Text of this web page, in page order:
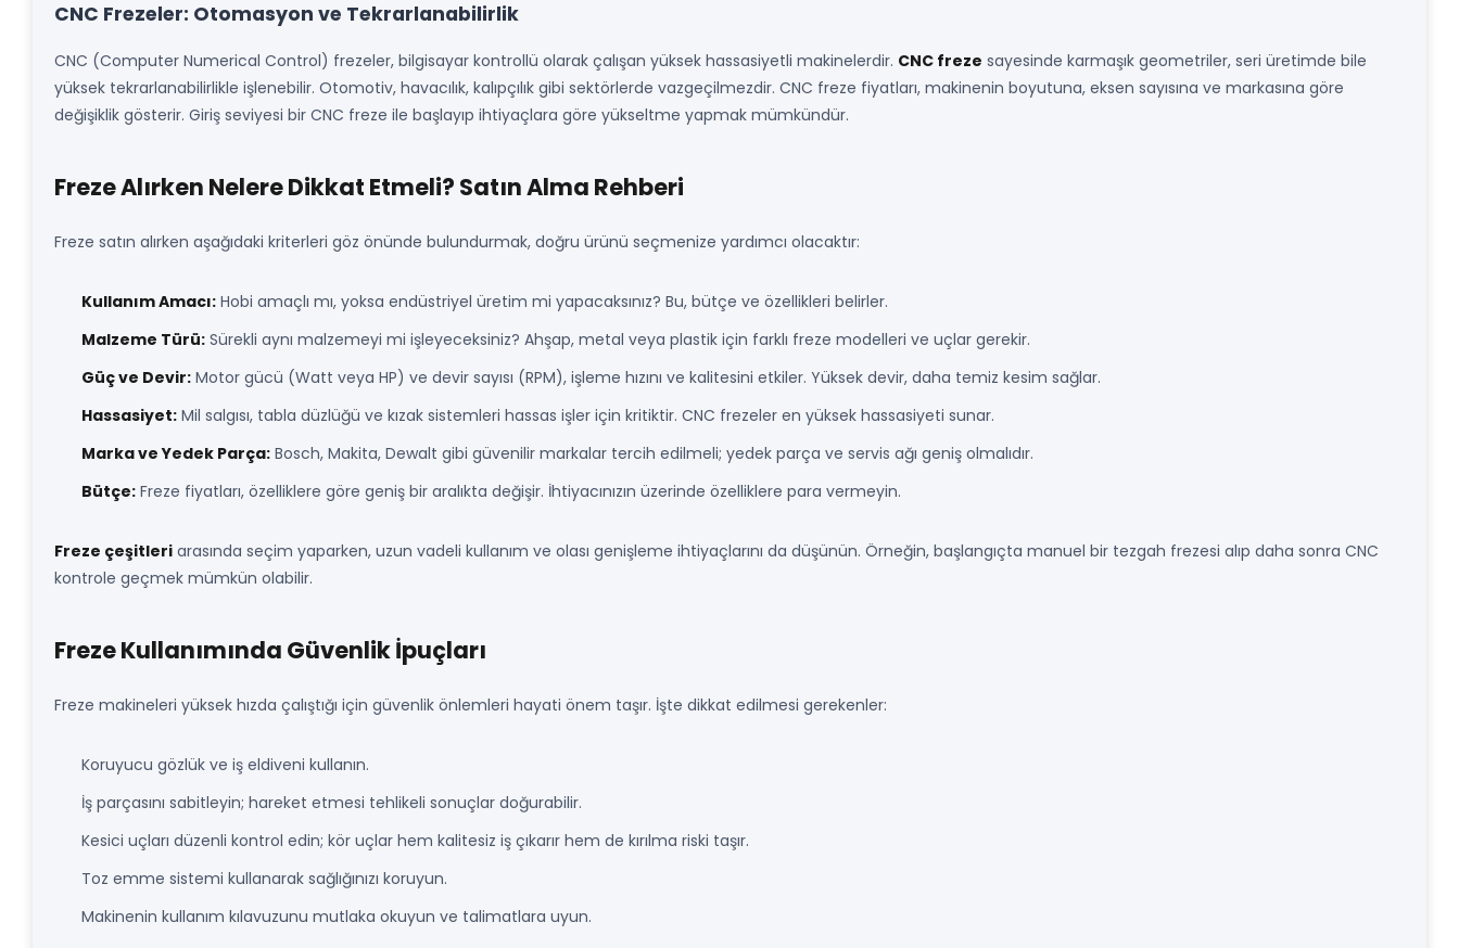
CNC Frezeler: Otomasyon ve Tekrarlanabilirlik
CNC (Computer Numerical Control) frezeler, bilgisayar kontrollü olarak çalışan yüksek hassasiyetli makinelerdir. CNC freze sayesinde karmaşık geometriler, seri üretimde bile
yüksek tekrarlanabilirlikle işlenebilir. Otomotiv, havacılık, kalıpçılık gibi sektörlerde vazgeçilmezdir. CNC freze fiyatları, makinenin boyutuna, eksen sayısına ve markasına göre
değişiklik gösterir. Giriş seviyesi bir CNC freze ile başlayıp ihtiyaçlara göre yükseltme yapmak mümkündür.
Freze Alırken Nelere Dikkat Etmeli? Satın Alma Rehberi
Freze satın alırken aşağıdaki kriterleri göz önünde bulundurmak, doğru ürünü seçmenize yardımcı olacaktır:
Kullanım Amacı: Hobi amaçlı mı, yoksa endüstriyel üretim mi yapacaksınız? Bu, bütçe ve özellikleri belirler.
Malzeme Türü: Sürekli aynı malzemeyi mi işleyeceksiniz? Ahşap, metal veya plastik için farklı freze modelleri ve uçlar gerekir.
Güç ve Devir: Motor gücü (Watt veya HP) ve devir sayısı (RPM), işleme hızını ve kalitesini etkiler. Yüksek devir, daha temiz kesim sağlar.
Hassasiyet: Mil salgısı, tabla düzlüğü ve kızak sistemleri hassas işler için kritiktir. CNC frezeler en yüksek hassasiyeti sunar.
Marka ve Yedek Parça: Bosch, Makita, Dewalt gibi güvenilir markalar tercih edilmeli; yedek parça ve servis ağı geniş olmalıdır.
Bütçe: Freze fiyatları, özelliklere göre geniş bir aralıkta değişir. İhtiyacınızın üzerinde özelliklere para vermeyin.
Freze çeşitleri arasında seçim yaparken, uzun vadeli kullanım ve olası genişleme ihtiyaçlarını da düşünün. Örneğin, başlangıçta manuel bir tezgah frezesi alıp daha sonra CNC
kontrole geçmek mümkün olabilir.
Freze Kullanımında Güvenlik İpuçları
Freze makineleri yüksek hızda çalıştığı için güvenlik önlemleri hayati önem taşır. İşte dikkat edilmesi gerekenler:
Koruyucu gözlük ve iş eldiveni kullanın.
İş parçasını sabitleyin; hareket etmesi tehlikeli sonuçlar doğurabilir.
Kesici uçları düzenli kontrol edin; kör uçlar hem kalitesiz iş çıkarır hem de kırılma riski taşır.
Toz emme sistemi kullanarak sağlığınızı koruyun.
Makinenin kullanım kılavuzunu mutlaka okuyun ve talimatlara uyun.